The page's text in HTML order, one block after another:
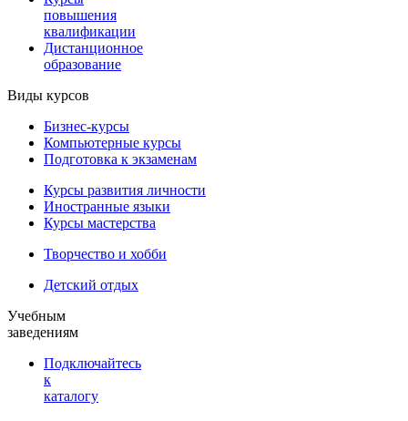
повышения
квалификации
Дистанционное
образование
Виды курсов
Бизнес-курсы
Компьютерные курсы
Подготовка к экзаменам
Курсы развития личности
Иностранные языки
Курсы мастерства
Творчество и хобби
Детский отдых
Учебным
заведениям
Подключайтесь
к
каталогу